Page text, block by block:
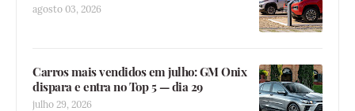
agosto 03, 2026
Carros mais vendidos em julho: GM Onix
dispara e entra no Top 5 — dia 29
julho 29, 2026